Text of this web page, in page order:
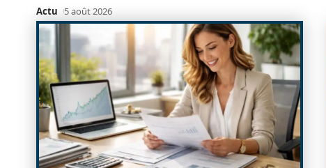
Actu 5 août 2026